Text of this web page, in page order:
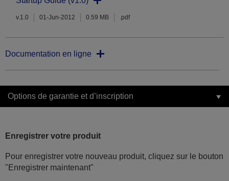
v.1.0 01-Jun-2012 0.59 MB .pdf
Documentation en ligne
Options de garantie et d’inscription
Enregistrer votre produit
Pour enregistrer votre nouveau produit, cliquez sur le bouton
"Enregistrer maintenant"